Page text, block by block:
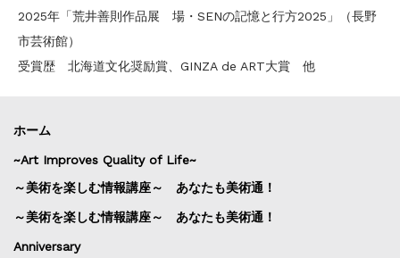
2025年「荒井善則作品展 場・SENの記憶と行方2025」（長野
市芸術館）
受賞歴 北海道文化奨励賞、GINZA de ART大賞 他
ホーム
~Art Improves Quality of Life~
～美術を楽しむ情報講座～ あなたも美術通！
～美術を楽しむ情報講座～ あなたも美術通！
Anniversary